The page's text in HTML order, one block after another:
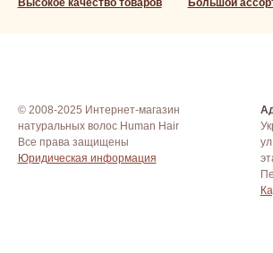
Высокое качество товаров Большой
© 2008-2025 Интернет-магазин
натуральных волос Human Hair
Все права защищены
Юридическая информация